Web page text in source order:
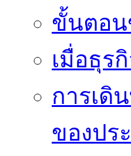
ขั้นตอน
เมื่อธุร
การเดิ
ของปร